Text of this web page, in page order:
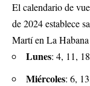
El calendario de
de 2024 establece
Martí en La
Lunes: 4, 11,
Miércoles: 6,